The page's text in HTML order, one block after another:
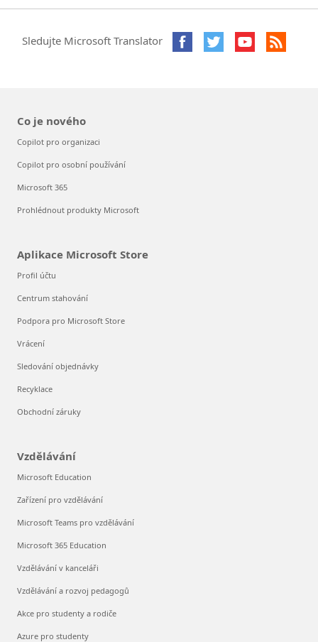
Sledujte Microsoft Translator
Co je nového
Copilot pro organizaci
Copilot pro osobní používání
Microsoft 365
Prohlédnout produkty Microsoft
Aplikace Microsoft Store
Profil účtu
Centrum stahování
Podpora pro Microsoft Store
Vrácení
Sledování objednávky
Recyklace
Obchodní záruky
Vzdělávání
Microsoft Education
Zařízení pro vzdělávání
Microsoft Teams pro vzdělávání
Microsoft 365 Education
Vzdělávání v kanceláři
Vzdělávání a rozvoj pedagogů
Akce pro studenty a rodiče
Azure pro studenty